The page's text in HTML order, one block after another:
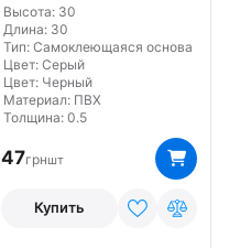
Высота: 30
Длина: 30
Тип: Самоклеющаяся основа
Цвет: Серый
Цвет: Черный
Материал: ПВХ
Толщина: 0.5
47грншт
Купить